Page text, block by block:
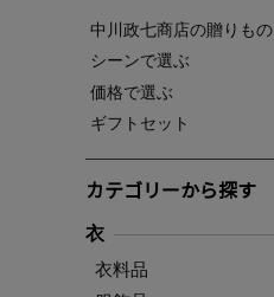
中川政七商店の贈りもの
シーンで選ぶ
価格で選ぶ
ギフトセット
カテゴリーから探す
衣
衣料品